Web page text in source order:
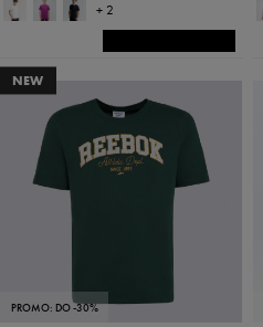
+ 2
NEW
PROMO: DO -30%